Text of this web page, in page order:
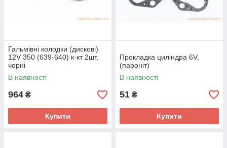
Гальмівні колодки (дискові)
12V 350 (639-640) к-кт 2шт,
чорні
В наявності
964 ₴
Купити
Прокладка циліндра 6V,
(пароніт)
В наявності
51 ₴
Купити